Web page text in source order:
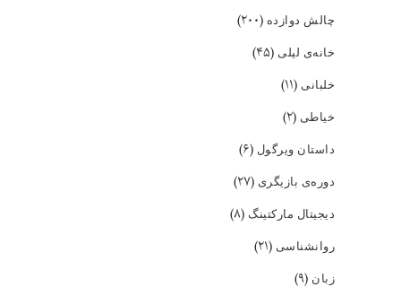
چالش دوازده (۲۰۰)
خانه‌ی لیلی (۴۵)
خلبانی (۱۱)
خیاطی (۲)
داستان ویرگول (۶)
دوره‌ی بازیگری (۲۷)
دیجیتال مارکتینگ (۸)
روانشناسی (۲۱)
زبان (۹)